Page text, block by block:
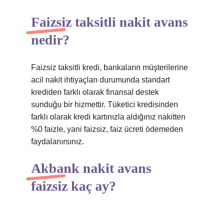
Faizsiz taksitli nakit avans
nedir?
Faizsiz taksitli kredi, bankaların müşterilerine
acil nakit ihtiyaçları durumunda standart
krediden farklı olarak finansal destek
sunduğu bir hizmettir. Tüketici kredisinden
farklı olarak kredi kartınızla aldığınız nakitten
%0 faizle, yani faizsiz, faiz ücreti ödemeden
faydalanırsınız.
Akbank nakit avans
faizsiz kaç ay?